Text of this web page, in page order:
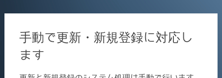
手動で更新・新規登録に対応し
ます